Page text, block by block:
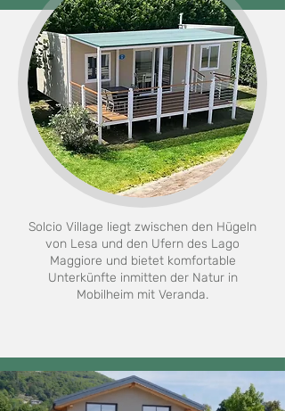
Solcio Village liegt zwischen den Hügeln
von Lesa und den Ufern des Lago
Maggiore und bietet komfortable
Unterkünfte inmitten der Natur in
Mobilheim mit Veranda.